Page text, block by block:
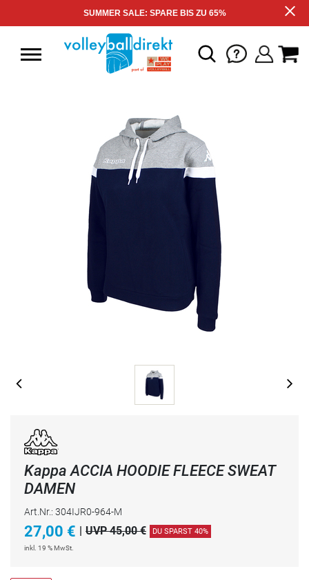
SUMMER SALE: SPARE BIS ZU 65%
Kappa ACCIA HOODIE FLEECE SWEAT
DAMEN
Art.Nr.: 304IJR0-964-M
27,00 € UVP 45,00 € DU SPARST 40%
inkl. 19 % MwSt.